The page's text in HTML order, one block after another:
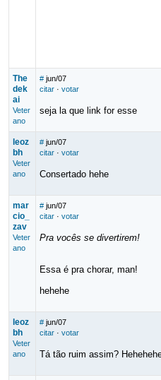
The
dek
ai
Veter
ano
# jun/07
citar· votar
seja la que link for esse
leoz
bh
Veter
ano
# jun/07
citar· votar
Consertado hehe
mar
cio_
zav
Veter
ano
# jun/07
citar· votar
Pra vocês se divertirem!
Essa é pra chorar, man!
hehehe
leoz
bh
Veter
ano
# jun/07
citar· votar
Tá tão ruim assim?